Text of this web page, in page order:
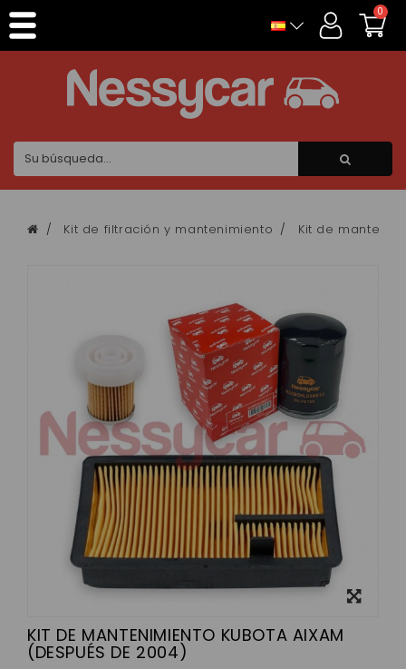
0
Kit de filtración y mantenimiento Kit de
KIT DE MANTENIMIENTO KUBOTA AIXAM
(DESPUÉS DE 2004)
Panel de gestión de cookies